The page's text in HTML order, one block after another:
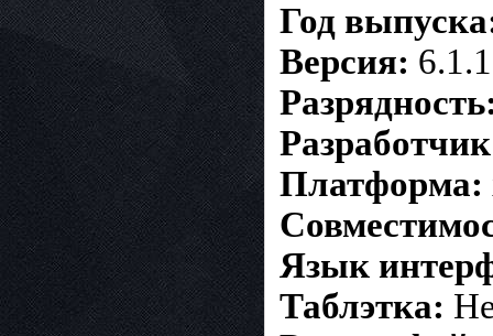
Год
Версия:
Платформа:
Язык
Таблэтка: